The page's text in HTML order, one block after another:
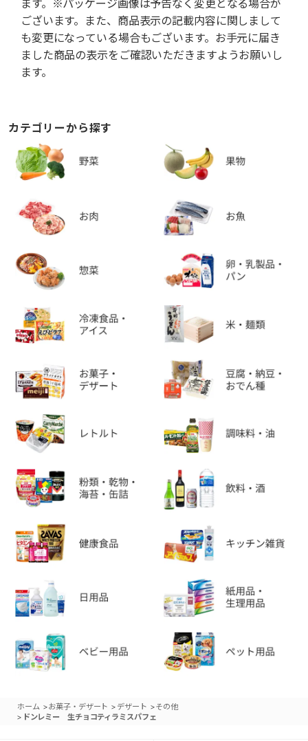
ます。※パッケージ画像は予告なく変更となる場合が
ございます。また、商品表示の記載内容に関しまして
も変更になっている場合もございます。お手元に届き
ました商品の表示をご確認いただきますようお願いし
ます。
カテゴリーから探す
ホーム >お菓子・デザート > デザート >その他
> ドンレミー 生チョコティラミスパフェ